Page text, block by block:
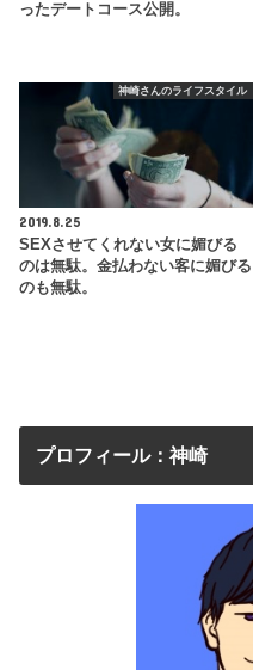
ったデートコース公開。
神崎さんのライフスタイル
2019.8.25
SEXさせてくれない女に媚びる
のは無駄。金払わない客に媚びる
のも無駄。
プロフィール：神崎